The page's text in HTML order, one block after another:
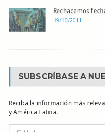
Rechacemos
19/10/2011
SUBSCRÍBASE A
Reciba la información más
y América Latina.